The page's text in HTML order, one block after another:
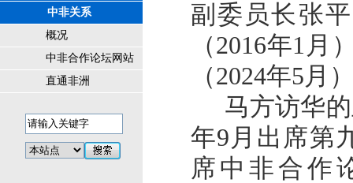
中非关系
概况
中非合作论坛网站
直通非洲
副委员长张
（2016年1
（2024年5月
马方访华
年9月出席第
席中非合作